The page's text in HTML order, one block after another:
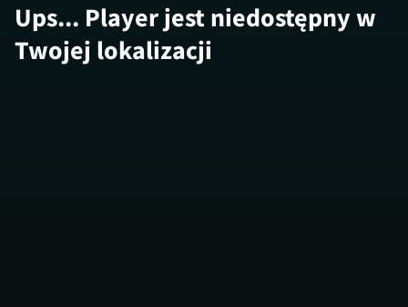
Ups... Player jest niedostępny w
Twojej lokalizacji